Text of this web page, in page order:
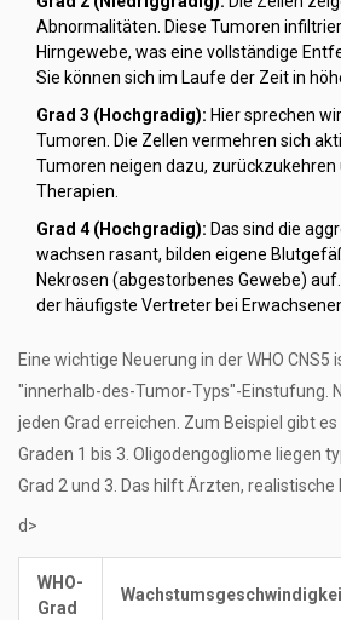
Abnormalitäten. Diese Tumoren
Hirngewebe, was eine vollständige
Sie können sich im Laufe der Zeit in
Grad 3 (Hochgradig): Hier sprechen
Tumoren. Die Zellen vermehren sich
Tumoren neigen dazu,
Therapien.
Grad 4 (Hochgradig): Das sind die
wachsen rasant, bilden eigene
Nekrosen (abgestorbenes Gewebe)
der häufigste Vertreter bei
Eine wichtige Neuerung in der WHO CNS5
"innerhalb-des-Tumor-Typs"-Einstufung.
jeden Grad erreichen. Zum Beispiel gibt
Graden 1 bis 3. Oligodengogliome liegen
Grad 2 und 3. Das hilft Ärzten,
d>
WHO-
Grad